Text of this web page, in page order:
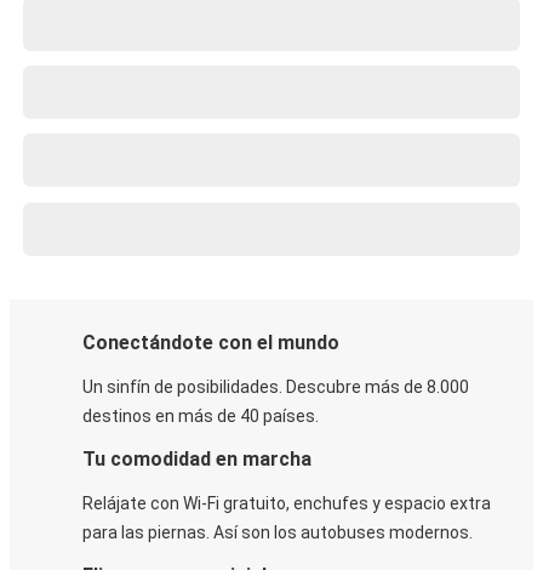
Conectándote con el mundo
Un sinfín de posibilidades. Descubre más de 8.000
destinos en más de 40 países.
Tu comodidad en marcha
Relájate con Wi-Fi gratuito, enchufes y espacio extra
para las piernas. Así son los autobuses modernos.